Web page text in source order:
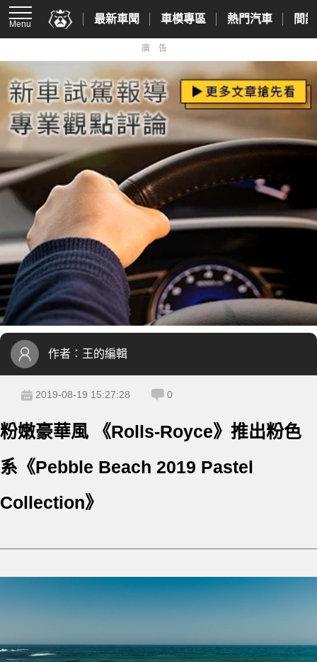
Menu 最新車聞 車模專區 熱門汽車 間
廣告
作者： 王的編輯
2019-08-19 15:27:28 0
粉嫩豪華風 《Rolls-Royce》推出粉色
系《Pebble Beach 2019 Pastel
Collection》